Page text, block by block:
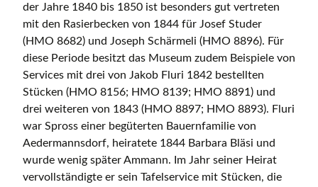
der Jahre 1840 bis 1850 ist besonders gut vertreten
mit den Rasierbecken von 1844 für Josef Studer
(HMO 8682) und Joseph Schärmeli (HMO 8896). Für
diese Periode besitzt das Museum zudem Beispiele von
Services mit drei von Jakob Fluri 1842 bestellten
Stücken (HMO 8156; HMO 8139; HMO 8891) und
drei weiteren von 1843 (HMO 8897; HMO 8893). Fluri
war Spross einer begüterten Bauernfamilie von
Aedermannsdorf, heiratete 1844 Barbara Bläsi und
wurde wenig später Ammann. Im Jahr seiner Heirat
vervollständigte er sein Tafelservice mit Stücken, die